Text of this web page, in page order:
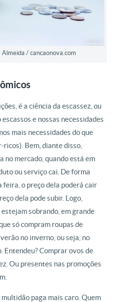
/ cancaonova.com
é a ciência da escassez, ou
e nossas necessidades
mais necessidades do que
Bem, diante disso,
no mercado, quando está em
ou serviço cai. De forma
feira, o preço dela poderá cair
dela pode subir. Logo,
sobrando, em grande
só compram roupas de
no inverno, ou seja, no
Entendeu? Comprar ovos de
Ou presentes nas promoções
paga mais caro. Quem